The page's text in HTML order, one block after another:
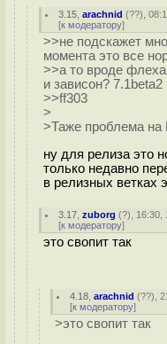
3.15 ,arachnid (??),
[к модератору]
>>не подскажет
момента это все
>>а то вроде флеха
и зависон? 7.1beta2
>>ff303
>
>Таже проблема на
ну для релиза это
только недавно
в релизных ветках
3.17 ,zuborg (?), 16:30,
[к модератору]
это свопит так
4.18 ,arachnid (??),
[к модератору]
>это свопит так